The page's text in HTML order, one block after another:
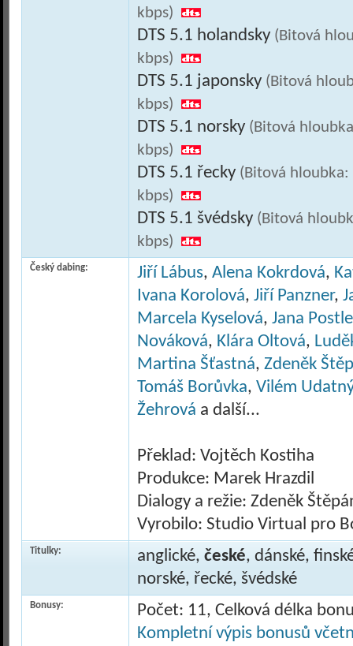
kbps)
DTS 5.1 holandsky (Bitová
kbps)
DTS 5.1 japonsky (Bitová
kbps)
DTS 5.1 norsky (Bitová
kbps)
DTS 5.1 řecky (Bitová
kbps)
DTS 5.1 švédsky (Bitová
kbps)
Český dabing: Jiří Lábus, Alena Kokrdová,
Ivana Korolová, Jiří Panzner,
Marcela Kyselová, Jana
Nováková, Klára Oltová,
Martina Šťastná, Zdeněk
Tomáš Borůvka, Vilém Udatný
Žehrová a další...
Překlad: Vojtěch Kostiha
Produkce: Marek Hrazdil
Dialogy a režie: Zdeněk
Vyrobilo: Studio Virtual pro
Titulky: anglické, české, dánské,
norské, řecké, švédské
Bonusy:
Počet: 11, Celková délka
Kompletní výpis bonusů